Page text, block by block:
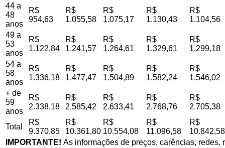
44 a
48
anos
R$
954,63
R$
1.055,58
R$
1.075,17
R$
1.130,43
R$
1.104,56
49 a
53
anos
R$
1.122,84
R$
1.241,57
R$
1.264,61
R$
1.329,61
R$
1.299,18
54 a
58
anos
R$
1.336,18
R$
1.477,47
R$
1.504,89
R$
1.582,24
R$
1.546,02
+ de
59
anos
R$
2.338,18
R$
2.585,42
R$
2.633,41
R$
2.768,76
R$
2.705,38
Total
R$
9.370,85
R$
10.361,80
R$
10.554,08
R$
11.096,58
R$
10.842,58
IMPORTANTE! As informações de preços, carências,